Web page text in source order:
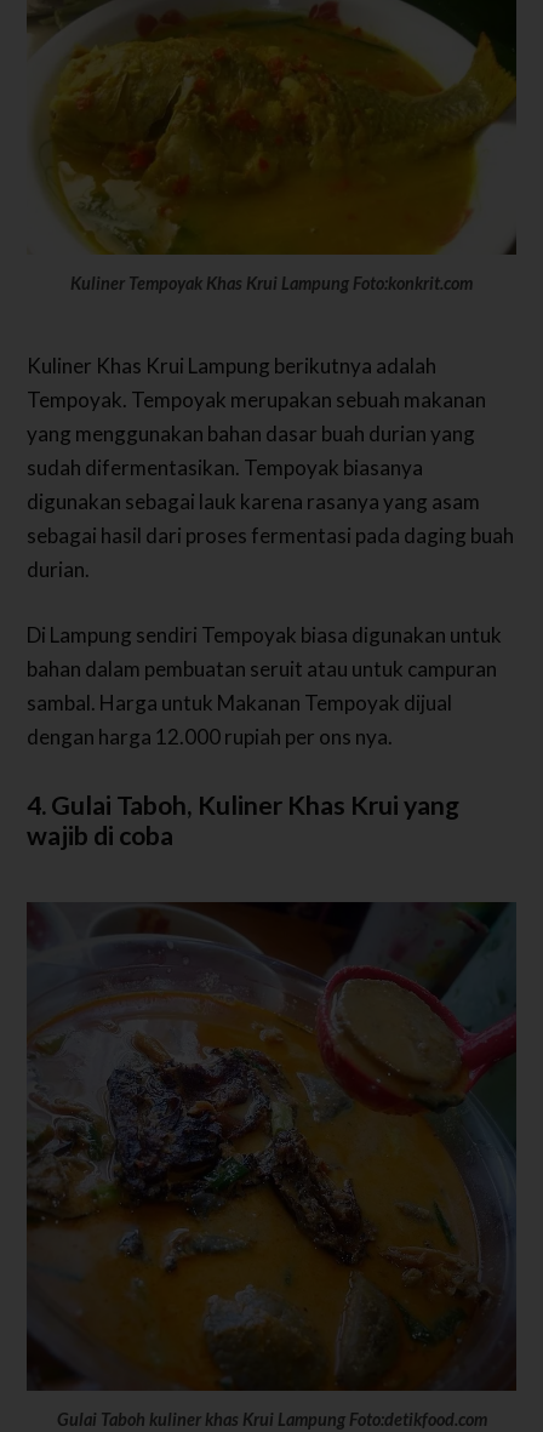
Kuliner Tempoyak Khas Krui Lampung Foto:konkrit.com
Kuliner Khas Krui Lampung berikutnya adalah
Tempoyak. Tempoyak merupakan sebuah makanan
yang menggunakan bahan dasar buah durian yang
sudah difermentasikan. Tempoyak biasanya
digunakan sebagai lauk karena rasanya yang asam
sebagai hasil dari proses fermentasi pada daging buah
durian.
Di Lampung sendiri Tempoyak biasa digunakan untuk
bahan dalam pembuatan seruit atau untuk campuran
sambal. Harga untuk Makanan Tempoyak dijual
dengan harga 12.000 rupiah per ons nya.
4. Gulai Taboh, Kuliner Khas Krui yang
wajib di coba
Gulai Taboh kuliner khas Krui Lampung Foto:detikfood.com